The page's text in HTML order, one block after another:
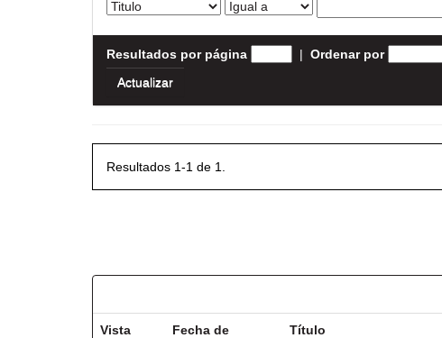
Resultados por página | Ordenar por
Resultados 1-1 de 1.
Vista
Fecha de
Título